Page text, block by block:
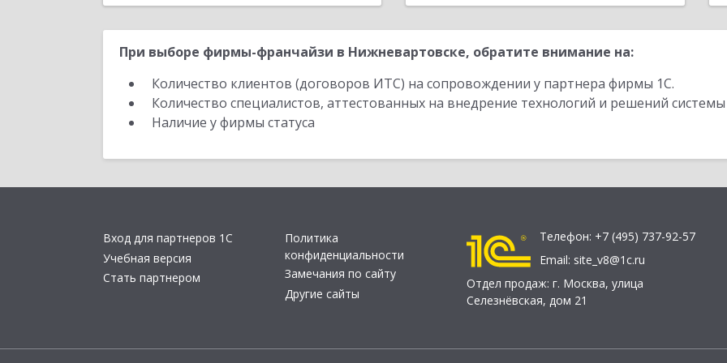
При выборе фирмы-франчайзи в Нижневартовске, обратите внимание на:
Количество клиентов (договоров ИТС) на сопровождении у партнера фирмы 1С.
Количество специалистов, аттестованных на внедрение технологий и решений
Наличие у фирмы статуса
Вход для партнеров 1С
Учебная версия
Стать партнером
Политика
конфиденциальности
Замечания по сайту
Другие сайты
Телефон: +7 (495) 737-92-57
Email: site_v8@1c.ru
Отдел продаж: г. Москва, улица
Селезнёвская, дом 21